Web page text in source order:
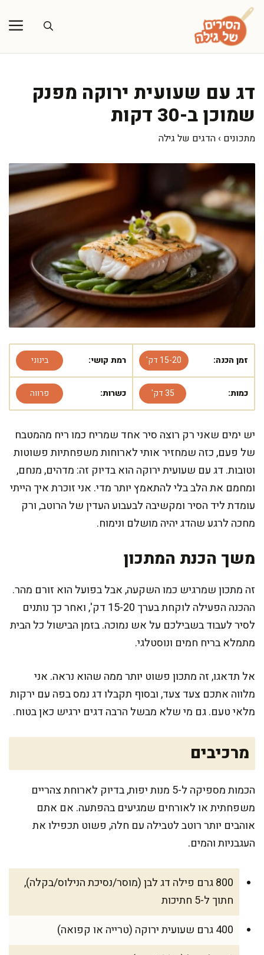
לדלג
לתוכן
דג עם שעועית ירוקה מפנק
שמוכן ב-30 דקות
מתכונים › הדגים של גילה
זמן הכנה: 15-20 דק' רמת קושי: בינוני
כמות: 35 דק' כשרות: פרווה
יש ימים שאני רק רוצה סיר אחד שמריח כמו ריח מהמטבח
של פעם, כזה שמחזיר אותי לארוחות משפחתיות פשוטות
וטובות. דג עם שעועית ירוקה הוא בדיוק זה: מדהים, מנחם,
ומחמם את הלב בלי להתאמץ יותר מדי. אני זוכרת איך הייתי
עומדת ליד הסיר ומקשיבה לבעבוע העדין של הרוטב, ורק
מחכה לרגע שהדג יהיה מושלם ונימוח.
משך הכנת המתכון
זה מתכון שמרגיש כמו השקעה, אבל בפועל הוא זורם מהר.
ההכנה הפעילה לוקחת בערך 15-20 דק', ואחר כך נותנים
לסיר לעבוד בשבילכם על אש נמוכה. בזמן הבישול כל הבית
מתמלא בריח חמים ונוסטלגי.
אל תדאגו, זה מתכון פשוט יותר ממה שהוא נראה. אני
מלווה אתכם צעד צעד, ובסוף תקבלו דג נמס בפה עם ירקות
מלאי טעם. גם מי שלא מבשל הרבה דגים ירגיש כאן בטוח.
מרכיבים
הכמות מספיקה ל-5 מנות יפות, בדיוק לארוחת צהריים
משפחתית או לאורחים שמגיעים בהפתעה. אם אתם
אוהבים יותר רוטב לטבילה עם חלה, פשוט תכפילו את
העגבניות והמים.
800 גרם פילה דג לבן (מוסר/נסיכת הנילוס/בקלה),
חתוך ל-5 חתיכות
400 גרם שעועית ירוקה (טרייה או קפואה)